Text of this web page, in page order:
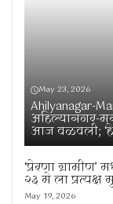
May 23, 2026
Ahilyanagar-
अहिल्यानगर-
आज वळवली;
‘प्रेरणा ग्रामीण’
२३ मे ला प्रत्यक्ष
May 19, 2026